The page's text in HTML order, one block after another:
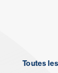
Toutes